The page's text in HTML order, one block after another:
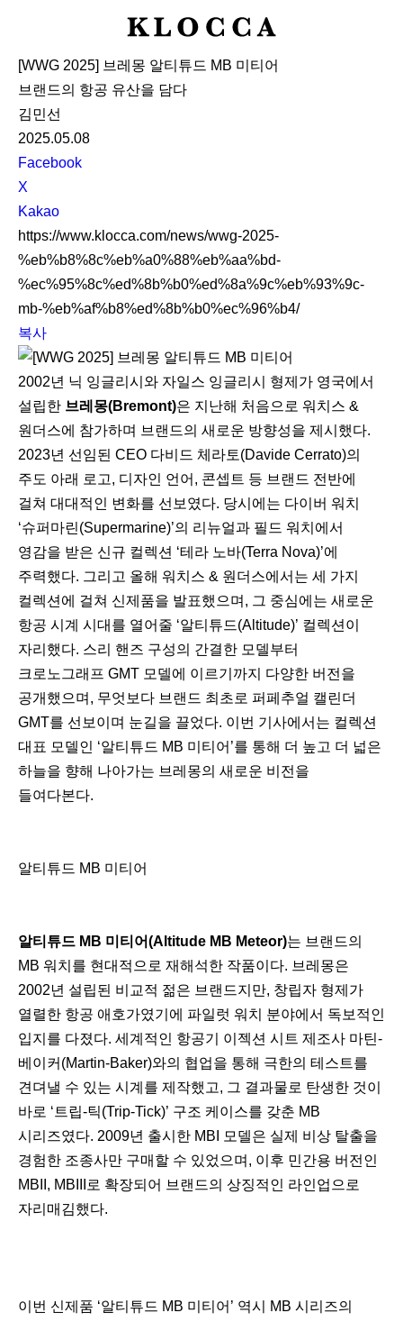
K
O
C
[WWG 2025] 브레몽 알티튜드 MB 미티어
브랜드의 항공 유산을 담다
김민선
2025.05.08
S
N
S
S
h
a
r
e
Facebook
X
Kakao
https://www.klocca.com/news/wwg-2025-
%eb%b8%8c%eb%a0%88%eb%aa%bd-
%ec%95%8c%ed%8b%b0%ed%8a%9c%eb%93%9c-
mb-%eb%af%b8%ed%8b%b0%ec%96%b4/
복사
2002년 닉 잉글리시와 자일스 잉글리시 형제가 영국에서
설립한 브레몽(Bremont)은 지난해 처음으로 워치스 &
원더스에 참가하며 브랜드의 새로운 방향성을 제시했다.
2023년 선임된 CEO 다비드 체라토(Davide Cerrato)의
주도 아래 로고, 디자인 언어, 콘셉트 등 브랜드 전반에
걸쳐 대대적인 변화를 선보였다. 당시에는 다이버 워치
‘슈퍼마린(Supermarine)’의 리뉴얼과 필드 워치에서
영감을 받은 신규 컬렉션 ‘테라 노바(Terra Nova)’에
주력했다. 그리고 올해 워치스 & 원더스에서는 세 가지
컬렉션에 걸쳐 신제품을 발표했으며, 그 중심에는 새로운
항공 시계 시대를 열어줄 ‘알티튜드(Altitude)’ 컬렉션이
자리했다. 스리 핸즈 구성의 간결한 모델부터
크로노그래프 GMT 모델에 이르기까지 다양한 버전을
공개했으며, 무엇보다 브랜드 최초로 퍼페추얼 캘린더
GMT를 선보이며 눈길을 끌었다. 이번 기사에서는 컬렉션
대표 모델인 ‘알티튜드 MB 미티어’를 통해 더 높고 더 넓은
하늘을 향해 나아가는 브레몽의 새로운 비전을
들여다본다.
알티튜드 MB 미티어
알티튜드 MB 미티어(Altitude MB Meteor)는 브랜드의
MB 워치를 현대적으로 재해석한 작품이다. 브레몽은
2002년 설립된 비교적 젊은 브랜드지만, 창립자 형제가
열렬한 항공 애호가였기에 파일럿 워치 분야에서 독보적인
입지를 다졌다. 세계적인 항공기 이젝션 시트 제조사 마틴-
베이커(Martin-Baker)와의 협업을 통해 극한의 테스트를
견뎌낼 수 있는 시계를 제작했고, 그 결과물로 탄생한 것이
바로 ‘트립-틱(Trip-Tick)’ 구조 케이스를 갖춘 MB
시리즈였다. 2009년 출시한 MBI 모델은 실제 비상 탈출을
경험한 조종사만 구매할 수 있었으며, 이후 민간용 버전인
MBII, MBIII로 확장되어 브랜드의 상징적인 라인업으로
자리매김했다.
이번 신제품 ‘알티튜드 MB 미티어’ 역시 MB 시리즈의